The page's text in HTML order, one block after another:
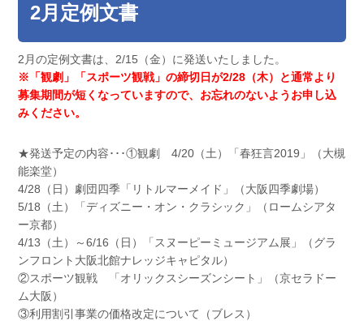
2月定例文書
2月の定例文書は、2/15（金）に発送いたしました。
※「観劇」「スポーツ観戦」の締切日が2/28（木）と通常より
募集期間が短くなっていますので、お忘れのないようお申し込
みください。
★発送予定の内容･･･①観劇 4/20（土）「春狂言2019」（大槻
能楽堂）
4/28（日）劇団四季「リトルマーメイド」（大阪四季劇場）
5/18（土）「ディズニー・オン・クラシック」（ロームシアタ
ー京都）
4/13（土）～6/16（日）「スヌーピーミュージアム展」（グラ
ンフロント大阪北館ナレッジキャピタル）
②スポーツ観戦 「オリックスシーズンシート」（京セラドー
ム大阪）
③利用割引事業の価格改定について（ブレス）